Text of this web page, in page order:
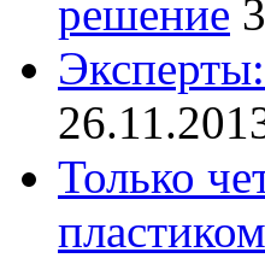
решение
Только
пластиком